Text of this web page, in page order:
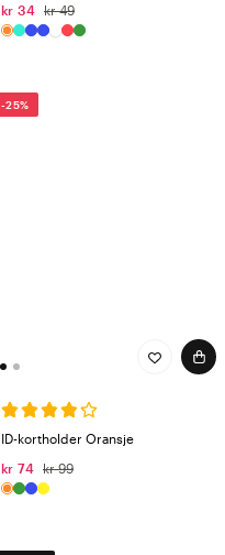
kr 34 kr 49
-25%
ID-kortholder Oransje
kr 74 kr 99